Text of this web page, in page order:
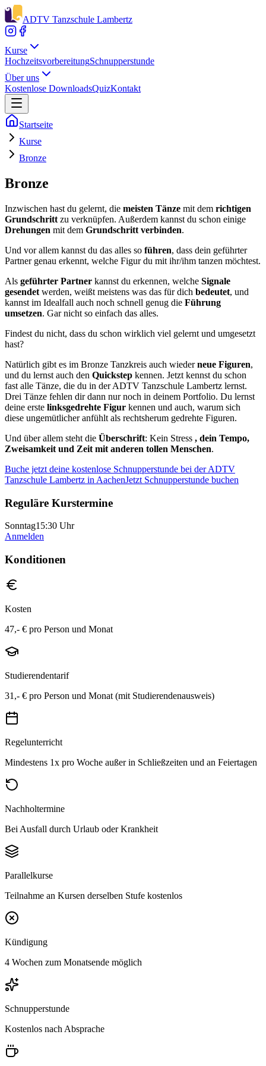
ADTV Tanzschule Lambertz
Kurse
HochzeitsvorbereitungSchnupperstunde
Über uns
Kostenlose DownloadsQuizKontakt
Startseite
Kurse
Bronze
Bronze
Inzwischen hast du gelernt, die meisten Tänze mit dem richtigen
Grundschritt zu verknüpfen. Außerdem kannst du schon einige
Drehungen mit dem Grundschritt verbinden.
Und vor allem kannst du das alles so führen, dass dein geführter
Partner genau erkennt, welche Figur du mit ihr/ihm tanzen möchtest.
Als geführter Partner kannst du erkennen, welche Signale
gesendet werden, weißt meistens was das für dich bedeutet, und
kannst im Idealfall auch noch schnell genug die Führung
umsetzen. Gar nicht so einfach das alles.
Findest du nicht, dass du schon wirklich viel gelernt und umgesetzt
hast?
Natürlich gibt es im Bronze Tanzkreis auch wiederneue Figuren,
und du lernst auch den Quickstep kennen. Jetzt kennst du schon
fast alle Tänze, die du in der ADTV Tanzschule Lambertz lernst.
Drei Tänze fehlen dir dann nur noch in deinem Portfolio. Du lernst
deine erste linksgedrehte Figur kennen und auch, warum sich
diese ungemütlicher anfühlt als rechtsherum gedrehte Figuren.
Und über allem steht die Überschrift: Kein Stress , dein Tempo,
Zweisamkeit und Zeit mit anderen tollen Menschen.
Buche jetzt deine kostenlose Schnupperstunde bei der ADTV
Tanzschule Lambertz in AachenJetzt Schnupperstunde buchen
Reguläre Kurstermine
Sonntag15:30 Uhr
Anmelden
Konditionen
Kosten
47,- € pro Person und Monat
Studierendentarif
31,- € pro Person und Monat (mit Studierendenausweis)
Regelunterricht
Mindestens 1x pro Woche außer in Schließzeiten und an Feiertagen
Nachholtermine
Bei Ausfall durch Urlaub oder Krankheit
Parallelkurse
Teilnahme an Kursen derselben Stufe kostenlos
Kündigung
4 Wochen zum Monatsende möglich
Schnupperstunde
Kostenlos nach Absprache